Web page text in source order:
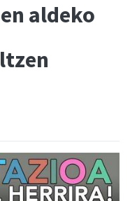
aldeko